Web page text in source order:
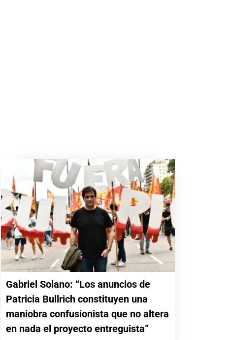
Gabriel Solano: “Los anuncios de
Patricia Bullrich constituyen una
maniobra confusionista que no altera
en nada el proyecto entreguista”